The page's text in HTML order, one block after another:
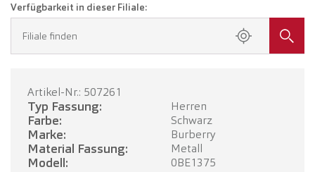
Verfügbarkeit in dieser Filiale:
Filiale finden
Artikel-Nr.: 507261
Typ Fassung: Herren
Farbe: Schwarz
Marke: Burberry
Material Fassung: Metall
Modell: 0BE1375